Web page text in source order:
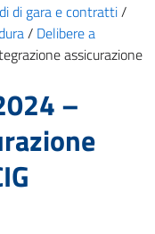
di gara e contratti/
/ Delibere a
assicurazione
–